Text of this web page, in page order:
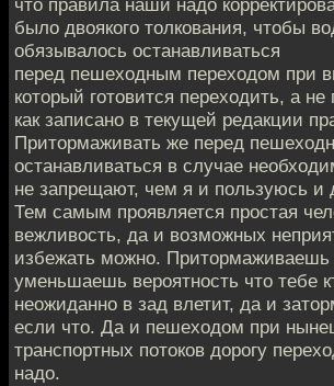
что правила наши надо
было двоякого толкования, чтобы
обязывалось останавливаться
перед пешеходным переходом при
который готовится переходить, а
как записано в текущей редакции
Притормаживать же перед
останавливаться в случае
не запрещают, чем я и пользуюсь и
Тем самым проявляется простая
вежливость, да и возможных
избежать можно. Притормаживаешь
уменьшаешь вероятность что тебе
неожиданно в зад влетит, да и
если что. Да и пешеходом при
транспортных потоков дорогу
надо.